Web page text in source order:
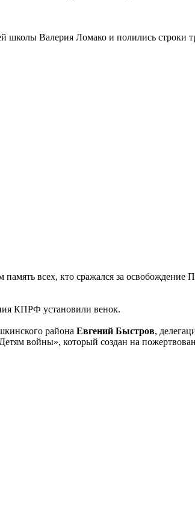
Валерия Ломако и полились строки
всех, кто сражался за
КПРФ установили венок.
района Евгений Быстров,
войны», который создан на